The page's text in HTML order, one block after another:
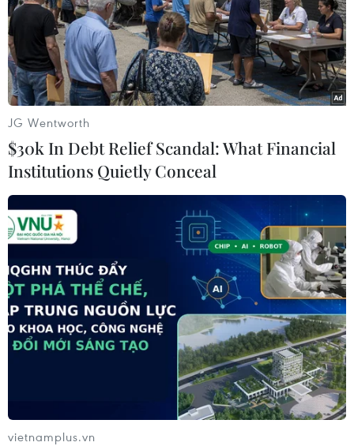
Giải cứu 10.000 người châu Phi di cư trên
biển ngoài khơi Libya
27/05/2017 22:55
Thêm 3.400 người di cư đã được giải cứu ở ngoài khơi
Libya trong ngày 26/5, nâng tổng số người di cư châu
Phi được giải cứu trong 4 ngày qua lên 10.000 người.
JG Wentworth
$30k In Debt Relief Scandal: What Financial
Institutions Quietly Conceal
vietnamplus.vn